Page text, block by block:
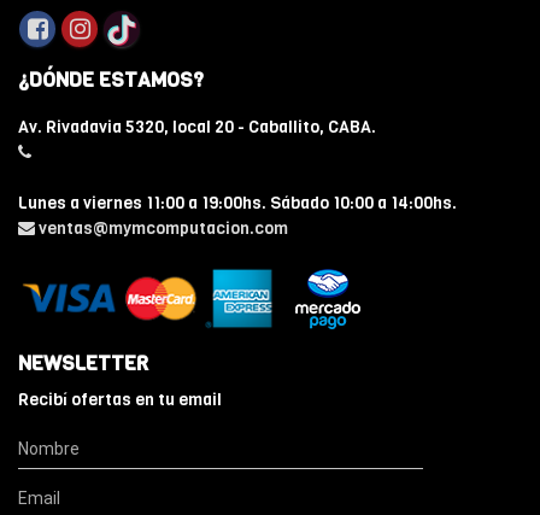
¿DÓNDE ESTAMOS?
Av. Rivadavia 5320, local 20 - Caballito, CABA.
Lunes a viernes 11:00 a 19:00hs. Sábado 10:00 a 14:00hs.
ventas@mymcomputacion.com
NEWSLETTER
Recibí ofertas en tu email